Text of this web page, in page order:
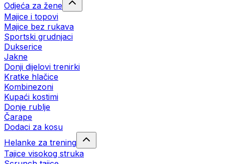
Odjeća za žene
Majice i topovi
Majice bez rukava
Sportski grudnjaci
Dukserice
Jakne
Donji dijelovi trenirki
Kratke hlačice
Kombinezoni
Kupaći kostimi
Donje rublje
Čarape
Dodaci za kosu
Helanke za trening
Tajice visokog struka